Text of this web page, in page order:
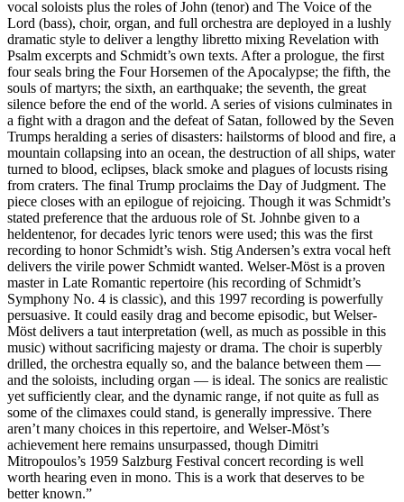
vocal soloists plus the roles of John (tenor) and The Voice of the
Lord (bass), choir, organ, and full orchestra are deployed in a lushly
dramatic style to deliver a lengthy libretto mixing Revelation with
Psalm excerpts and Schmidt’s own texts. After a prologue, the first
four seals bring the Four Horsemen of the Apocalypse; the fifth, the
souls of martyrs; the sixth, an earthquake; the seventh, the great
silence before the end of the world. A series of visions culminates in
a fight with a dragon and the defeat of Satan, followed by the Seven
Trumps heralding a series of disasters: hailstorms of blood and fire, a
mountain collapsing into an ocean, the destruction of all ships, water
turned to blood, eclipses, black smoke and plagues of locusts rising
from craters. The final Trump proclaims the Day of Judgment. The
piece closes with an epilogue of rejoicing. Though it was Schmidt’s
stated preference that the arduous role of St. Johnbe given to a
heldentenor, for decades lyric tenors were used; this was the first
recording to honor Schmidt’s wish. Stig Andersen’s extra vocal heft
delivers the virile power Schmidt wanted. Welser-Möst is a proven
master in Late Romantic repertoire (his recording of Schmidt’s
Symphony No. 4 is classic), and this 1997 recording is powerfully
persuasive. It could easily drag and become episodic, but Welser-
Möst delivers a taut interpretation (well, as much as possible in this
music) without sacrificing majesty or drama. The choir is superbly
drilled, the orchestra equally so, and the balance between them —
and the soloists, including organ — is ideal. The sonics are realistic
yet sufficiently clear, and the dynamic range, if not quite as full as
some of the climaxes could stand, is generally impressive. There
aren’t many choices in this repertoire, and Welser-Möst’s
achievement here remains unsurpassed, though Dimitri
Mitropoulos’s 1959 Salzburg Festival concert recording is well
worth hearing even in mono. This is a work that deserves to be
better known.”